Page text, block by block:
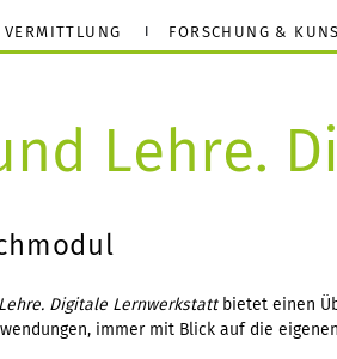
FORSCHUNG &
Lehre.
Digitale Lernwerkstattbietet einen
immer mit Blick auf die